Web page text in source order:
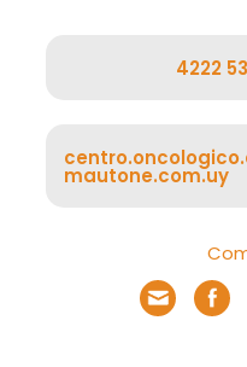
4222
mautone.com.uy